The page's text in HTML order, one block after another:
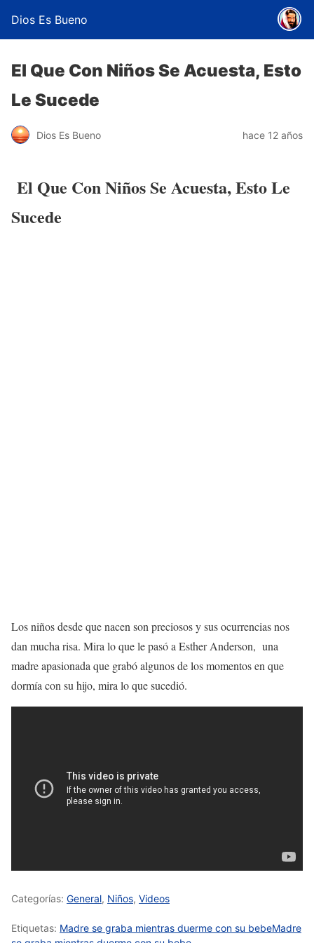
Dios Es Bueno
El Que Con Niños Se Acuesta, Esto
Le Sucede
Dios Es Bueno hace 12 años
El Que Con Niños Se Acuesta, Esto Le
Sucede
Los niños desde que nacen son preciosos y sus ocurrencias nos
dan mucha risa. Mira lo que le pasó a Esther Anderson, una
madre apasionada que grabó algunos de los momentos en que
dormía con su hijo, mira lo que sucedió.
Categorías: General, Niños, Videos
Etiquetas: Madre se graba mientras duerme con su bebeMadre